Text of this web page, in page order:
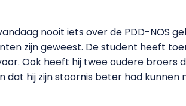
nooit iets over de PDD-NOS
zijn geweest. De student heeft
Ook heeft hij twee oudere broers
hij zijn stoornis beter had kunnen